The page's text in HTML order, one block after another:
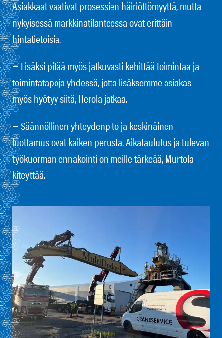
Asiakkaat vaativat prosessien häiriöttömyyttä, mutta
nykyisessä markkinatilanteessa ovat erittäin
hintatietoisia.
− Lisäksi pitää myös jatkuvasti kehittää toimintaa ja
toimintatapoja yhdessä, jotta lisäksemme asiakas
myös hyötyy siitä, Herola jatkaa.
− Säännöllinen yhteydenpito ja keskinäinen
luottamus ovat kaiken perusta. Aikataulutus ja tulevan
työkuorman ennakointi on meille tärkeää, Murtola
kiteyttää.